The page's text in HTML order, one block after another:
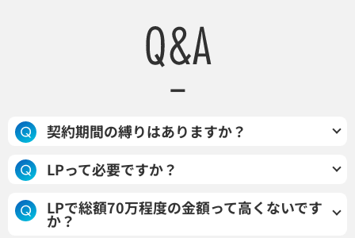
契約期間の縛りはありますか？
最小12ヶ月契約とさせていただいておりますが、サ
ブスクリプション内で新規LP1本と総計10回のレポ
ーティングをお渡しさせていただきます。（制作期
間2ヶ月+改善レポート共有10回(月1)）強引な営業
LPって必要ですか？
ウェブ広告運用を行う場合は、ほぼ必須となります
が、業種・業態や配信媒体によっては不要なケース
LPで総額70万程度の金額って高くないです
か？